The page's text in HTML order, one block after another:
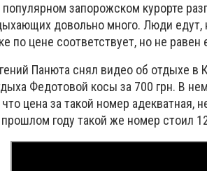
запорожском курорте
довольно много. Люди
по цене соответствует, но не равен
Панюта снял видео об отдыхе
Федотовой косы за 700 грн. В
цена за такой номер адекватная,
году такой же номер стоил